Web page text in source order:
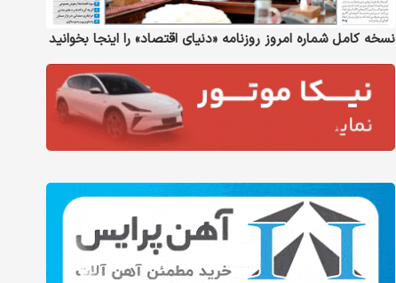
نسخه کامل شماره امروز روزنامه «دنیای‌ اقتصاد» را اینجا بخوانید